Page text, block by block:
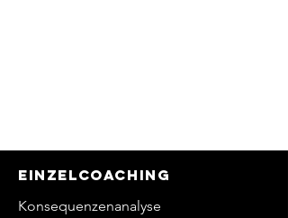
Einzelcoaching
Konsequenzenanalyse